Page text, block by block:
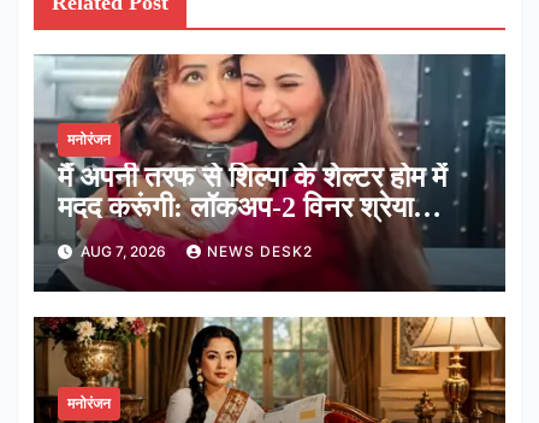
मनोरंजन
मैं अपनी तरफ से शिल्पा के शेल्टर होम में
मदद करूंगी: लॉकअप-2 विनर श्रेया
कालरा
AUG 7, 2026 NEWS DESK2
मनोरंजन